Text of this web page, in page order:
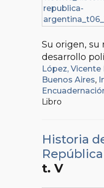
Su origen, su
desarrollo
López, Vicente
Buenos Aires,
Libro
Historia
t. V